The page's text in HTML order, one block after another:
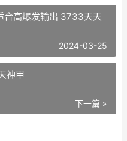
合高爆发输出 3733天天
2024-03-25
神甲
下一篇 »